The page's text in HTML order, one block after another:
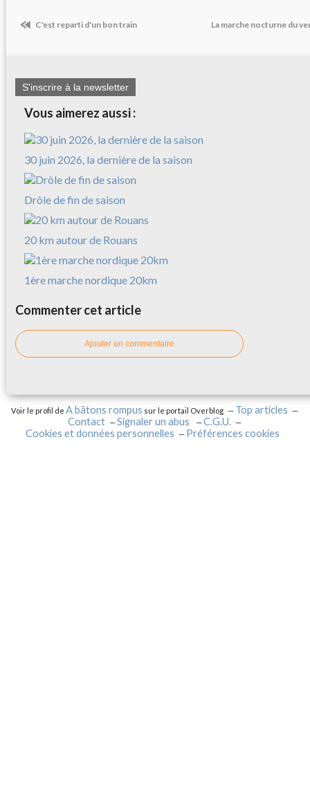
C'est reparti d'un bon train La marche nocturne du
S'inscrire à la newsletter
Vous aimerez aussi :
30 juin 2026, la dernière de la saison
Drôle de fin de saison
20 km autour de Rouans
1ère marche nordique 20km
Commenter cet article
Ajouter un commentaire
Voir le profil deA bâtons rompus sur le portail Overblog
Top articles
Contact
Signaler un abus
C.G.U.
Cookies et données personnelles
Préférences cookies